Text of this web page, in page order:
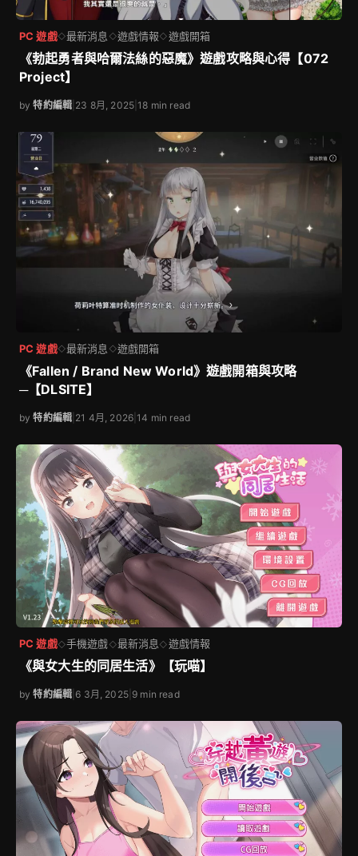
PC 遊戲◇最新消息 ◇遊戲情報◇遊戲開箱
《勃起勇者與哈爾法絲的惡魔》遊戲攻略與心得【072
Project】
by特約編輯 23 8月, 2025 |18 min read
PC 遊戲◇最新消息 ◇遊戲開箱
《Fallen / Brand New World》遊戲開箱與攻略
─【DLSITE】
by特約編輯 21 4月, 2026 |14 min read
PC 遊戲◇手機遊戲◇最新消息◇遊戲情報
《與女大生的同居生活》【玩喵】
by特約編輯 6 3月, 2025| 9 min read